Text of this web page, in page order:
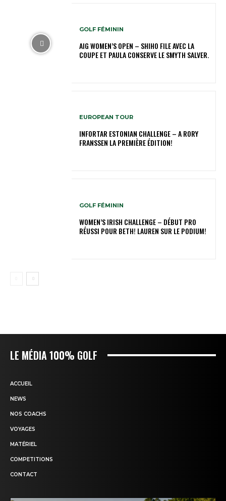
GOLF FÉMININ
AIG WOMEN’S OPEN – SHIHO FILE AVEC LA
COUPE ET PAULA CONSERVE LE SMYTH SALVER.
EUROPEAN TOUR
INFORTAR ESTONIAN CHALLENGE – A RORY
FRANSSEN LA PREMIÈRE ÉDITION!
GOLF FÉMININ
WOMEN’S IRISH CHALLENGE – DÉBUT PRO
RÉUSSI POUR BETH! LAUREN SUR LE PODIUM!
LE MÉDIA 100% GOLF
ACCUEIL
NEWS
NOS COACHS
VOYAGES
MATÉRIEL
COMPETITIONS
CONTACT